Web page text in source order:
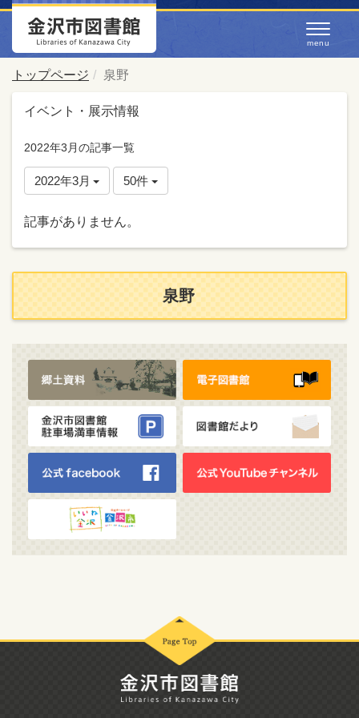
トップページ 泉野
イベント・展示情報
2022年3月の記事一覧
2022年3月 50件
記事がありません。
泉野